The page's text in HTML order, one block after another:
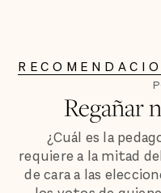
Regañar
¿Cuál es la
requiere a la mitad
de cara a las